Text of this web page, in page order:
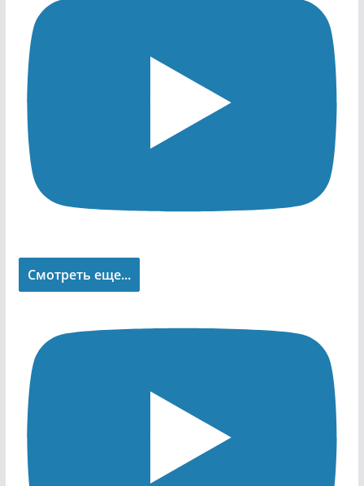
Смотреть еще...